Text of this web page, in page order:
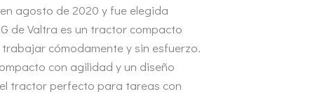
agosto de 2020 y fue elegida
de Valtra es un tractor compacto
cómodamente y sin esfuerzo.
con agilidad y un diseño
tractor perfecto para tareas con